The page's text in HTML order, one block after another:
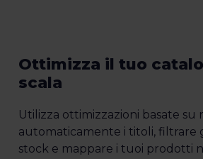
Ottimizza il tuo
scala
Utilizza ottimizzazioni basate
automaticamente i titoli, filtrare
stock e mappare i tuoi prodotti